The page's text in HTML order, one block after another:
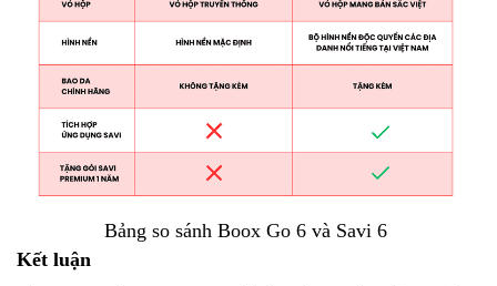
Bảng so sánh Boox Go 6 và Savi 6
Kết luận